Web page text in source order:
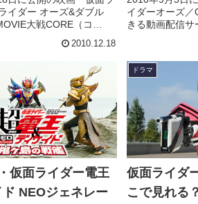
信サービスを紹
イダー オーズ&ダブル
大戦CORE（コ
）を徹底紹介。あらすじ
優、スタッフ、主題歌
ろん、実際に見た人の感
もまとめています。
2010.12.18
イダーオーズ
きる動画配信
際に見た人の感
ています。
仮面ライダー電王
NEOジェネレー
ドラマ
仮面ライダ
こで見れる